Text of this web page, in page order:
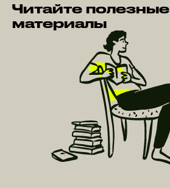
Читайте полезные
материалы